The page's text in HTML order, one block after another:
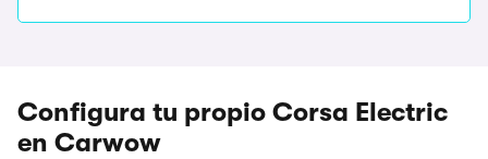
Configura tu propio Corsa Electric
en Carwow